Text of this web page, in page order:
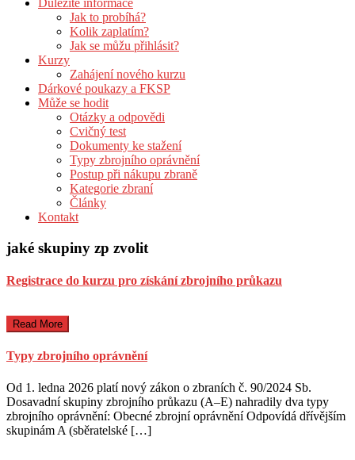
Důležité informace
Jak to probíhá?
Kolik zaplatím?
Jak se můžu přihlásit?
Kurzy
Zahájení nového kurzu
Dárkové poukazy a FKSP
Může se hodit
Otázky a odpovědi
Cvičný test
Dokumenty ke stažení
Typy zbrojního oprávnění
Postup při nákupu zbraně
Kategorie zbraní
Články
Kontakt
jaké skupiny zp zvolit
Registrace do kurzu pro získání zbrojního průkazu
Read More
Typy zbrojního oprávnění
Od 1. ledna 2026 platí nový zákon o zbraních č. 90/2024 Sb.
Dosavadní skupiny zbrojního průkazu (A–E) nahradily dva typy
zbrojního oprávnění: Obecné zbrojní oprávnění Odpovídá dřívějším
skupinám A (sběratelské […]